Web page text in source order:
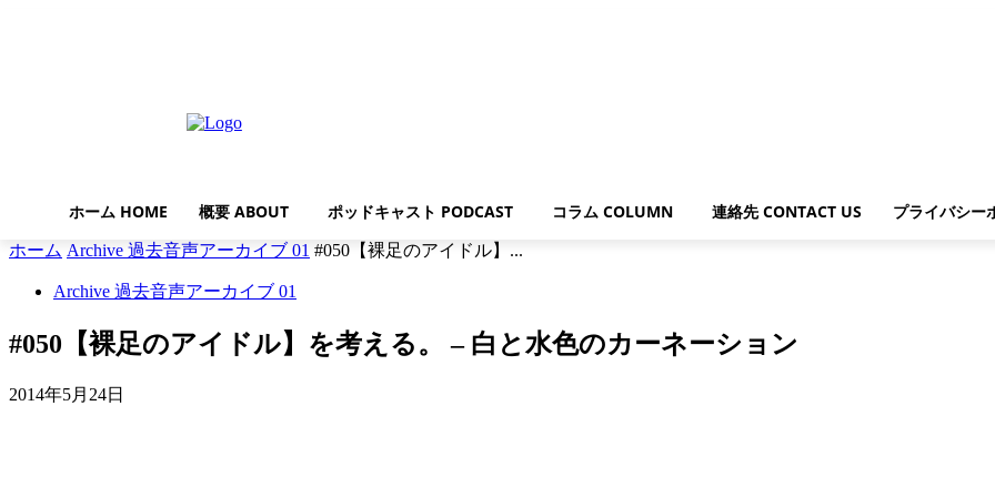
ホーム HOME 概要 ABOUT ポッドキャスト PODCAST コラム COLUMN 連絡先 CONTACT US プライバシー
ホーム Archive 過去音声アーカイブ 01 #050【裸足のアイドル】...
Archive 過去音声アーカイブ 01
#050【裸足のアイドル】を考える。 – 白と水色のカーネーション
2014年5月24日